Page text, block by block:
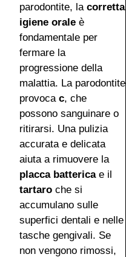
parodontite, la corretta
igiene orale è
fondamentale per
fermare la
progressione della
malattia. La parodontite
provoca c, che
possono sanguinare o
ritirarsi. Una pulizia
accurata e delicata
aiuta a rimuovere la
placca battericae il
tartaro che si
accumulano sulle
superfici dentali e nelle
tasche gengivali. Se
non vengono rimossi,